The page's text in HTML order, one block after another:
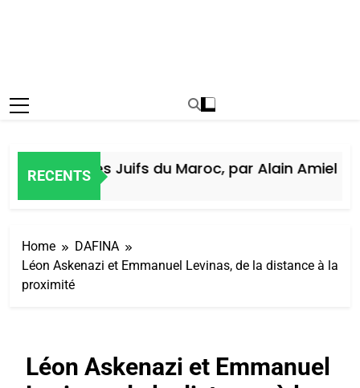
RECENTS
des Juifs du Maroc, par Alain Amiel
Home
DAFINA
Léon Askenazi et Emmanuel Levinas, de la distance à la
proximité
Léon Askenazi et Emmanuel